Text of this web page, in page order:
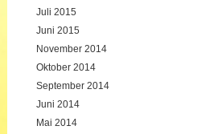
Juli 2015
Juni 2015
November 2014
Oktober 2014
September 2014
Juni 2014
Mai 2014